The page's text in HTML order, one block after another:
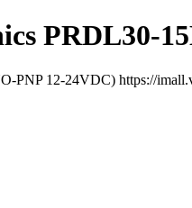
PRDL30-
PNP 12-24VDC) https://